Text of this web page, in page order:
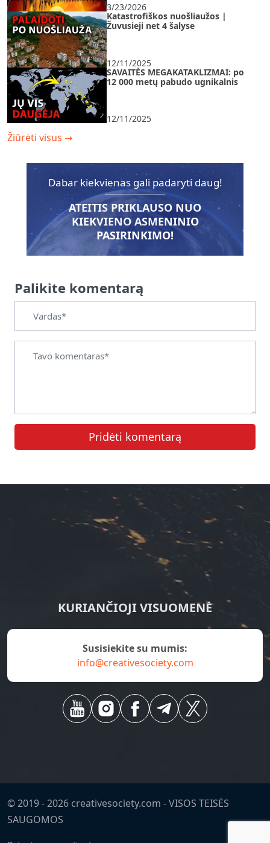
3/23/2026
Katastrofiškos nuošliaužos |
Žuvusieji net 4 šalyse
12/11/2025
SAVAITĖS MEGAKATAKLIZMAI: po
12 000 metų pabudo ugnikalnis
12/11/2025
Žiūrėti visus →
Dabar kiekvienas gali padaryti daug!
ATEITIS PRIKLAUSO NUO
KIEKVIENO ASMENINIO
PASIRINKIMO!
Palikite komentarą
Pridėti komentarą
KURIANČIOJI VISUOMENĖ
susisiekite su mumis:
info@creativesociety.com
© 2019 -2026 creativesociety.com -VISOS TEISĖS
SAUGOMOS